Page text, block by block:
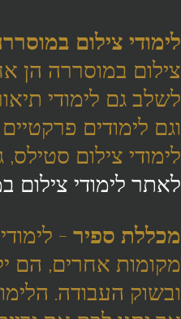
לימודי צילום
צילום במוסררה הן
לשלב גם לימודי
וגם לימודים
לימודי צילום סטילס,
לאתר לימודי צילום
מכללת ספיר -
מקומות אחרים, הם
ובשוק העבודה.